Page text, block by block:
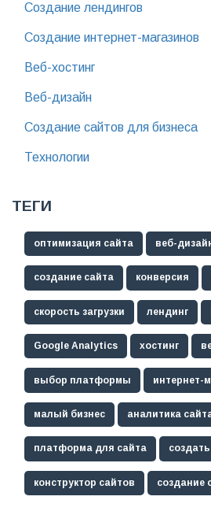
Создание лендингов
Создание интернет-магазинов
Веб-хостинг
Веб-дизайн
Создание сайтов для бизнеса
Технологии
ТЕГИ
оптимизация сайта веб-
создание сайта конверсия
скорость загрузки лендинг
Google Analytics хостинг
выбор платформы интернет-
малый бизнес аналитика
платформа для сайта
конструктор сайтов создание